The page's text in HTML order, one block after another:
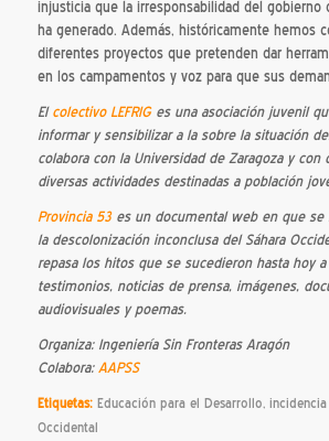
injusticia que la irresponsabilidad del gobierno
ha generado. Además, históricamente hemos
diferentes proyectos que pretenden dar
en los campamentos y voz para que sus
El colectivo LEFRIGes una asociación juvenil
informar y sensibilizar a la sobre la situación
colabora con la Universidad de Zaragoza y con
diversas actividades destinadas a población
Provincia 53es un documental web en que se
la descolonización inconclusa del Sáhara
repasa los hitos que se sucedieron hasta hoy
testimonios, noticias de prensa, imágenes,
audiovisuales y poemas.
Organiza: Ingeniería Sin Fronteras Aragón
Colabora: AAPSS
Etiquetas: Educación para el Desarrollo,
Occidental